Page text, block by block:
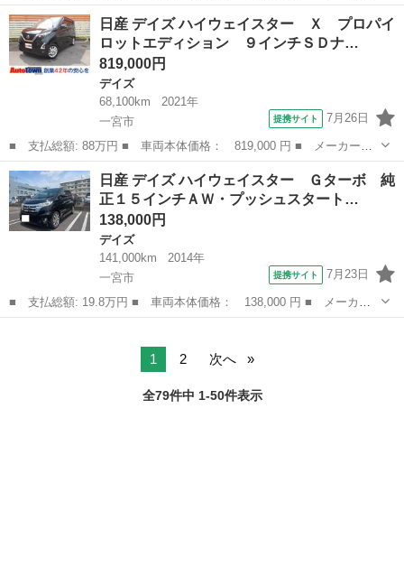
名： 日産 ■ 車種名： デイズ ■ グレード名： Ｊ ナビ Ｔ
Ｖ 衝突被害軽減システム キーレスエントリー 電動格納ミラー
ベンチシート ...
愛知 一宮市 デイズ
日産 デイズ ハイウェイスター Ｘ プロパイ
ロットエディション ９インチＳＤナ…
819,000円
デイズ
68,100km
2021年
一宮市
提携サイト 7月26日
■ 支払総額: 88万円 ■ 車両本体価格： 819,000 円 ■ メーカー
名： 日産 ■ 車種名： デイズ ■ グレード名： ハイウェイスタ
ー Ｘ プロパイロットエディション ９インチＳＤナビ アラウン
ドビューモニター...
愛知 一宮市 デイズ
日産 デイズ ハイウェイスター Ｇターボ 純
正１５インチＡＷ・プッシュスタート…
138,000円
デイズ
141,000km
2014年
一宮市
提携サイト 7月23日
■ 支払総額: 19.8万円 ■ 車両本体価格： 138,000 円 ■ メーカー
名： 日産 ■ 車種名： デイズ ■ グレード名： ハイウェイスタ
1 2 次へ
全79件中 1-50件表示